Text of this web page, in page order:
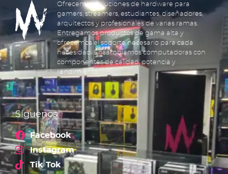
Ofrecemos soluciones de hardware para
gamers, streamers, estudiantes, diseñadores,
arquitectos y profesionales de varias ramas.
Entregamos productos de gama alta y
ofrecemos el soporte necesario para cada
necesidad. Ensamblamos computadoras con
componentes de calidad, potencia y
rendimiento.
Síguenos
Facebook
Instagram
Tik Tok